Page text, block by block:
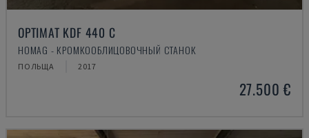
OPTIMAT KDF 440 C
HOMAG - КРОМКООБЛИЦОВОЧНЫЙ СТАНОК
ПОЛЬЩА 2017
27.500 €